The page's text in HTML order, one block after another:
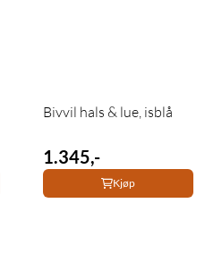
Bivvil hals & lue, isblå
1.345,-
Kjøp